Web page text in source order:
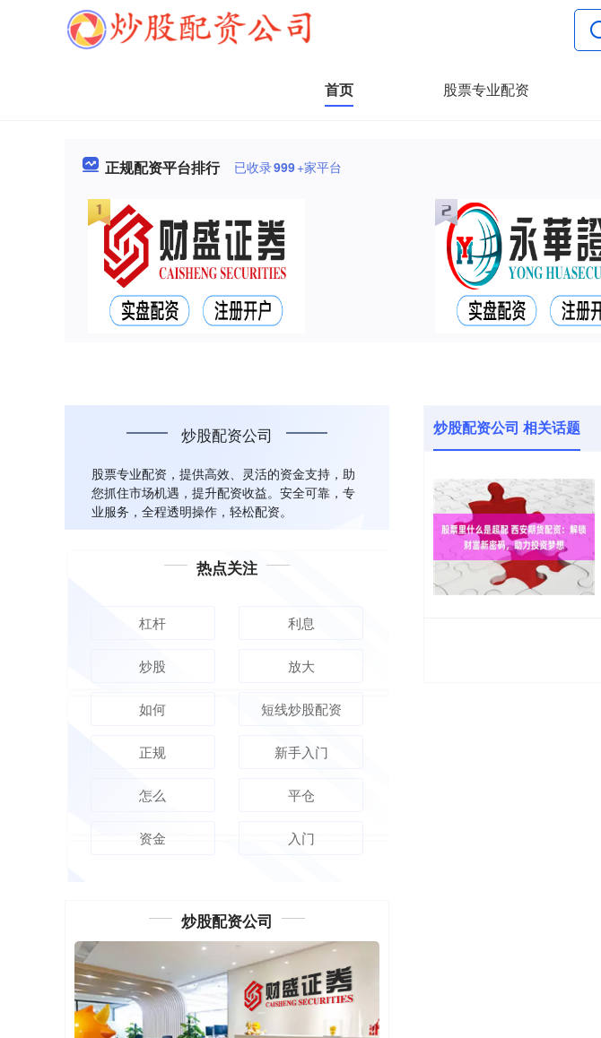
首页 股票专业配资
正规配资平台排行 已收录999+家平台
炒股配资公司 相关话题
炒股配资公司
股票专业配资，提供高效、灵活的资金支持，助
您抓住市场机遇，提升配资收益。安全可靠，专
业服务，全程透明操作，轻松配资。
热点关注
杠杆 利息
炒股 放大
如何 短线炒股配资
正规 新手入门
怎么 平仓
资金 入门
炒股配资公司